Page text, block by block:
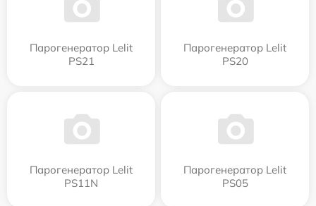
Парогенератор Lelit
PS21
Парогенератор Lelit
PS20
Парогенератор Lelit
PS11N
Парогенератор Lelit
PS05